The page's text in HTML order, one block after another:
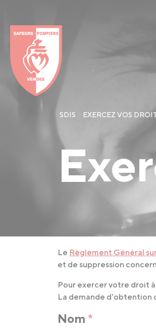
SDIS EXERCEZ VOS
Le Règlement Général
et de suppression
Pour exercer votre droit
La demande d'obtention
Nom *